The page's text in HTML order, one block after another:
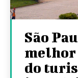
São
melhor
do